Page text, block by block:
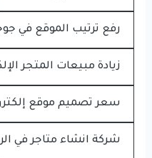
رفع ترتيب الموقع في
زيادة مبيعات المتجر
سعر تصميم موقع
شركة انشاء متاجر في